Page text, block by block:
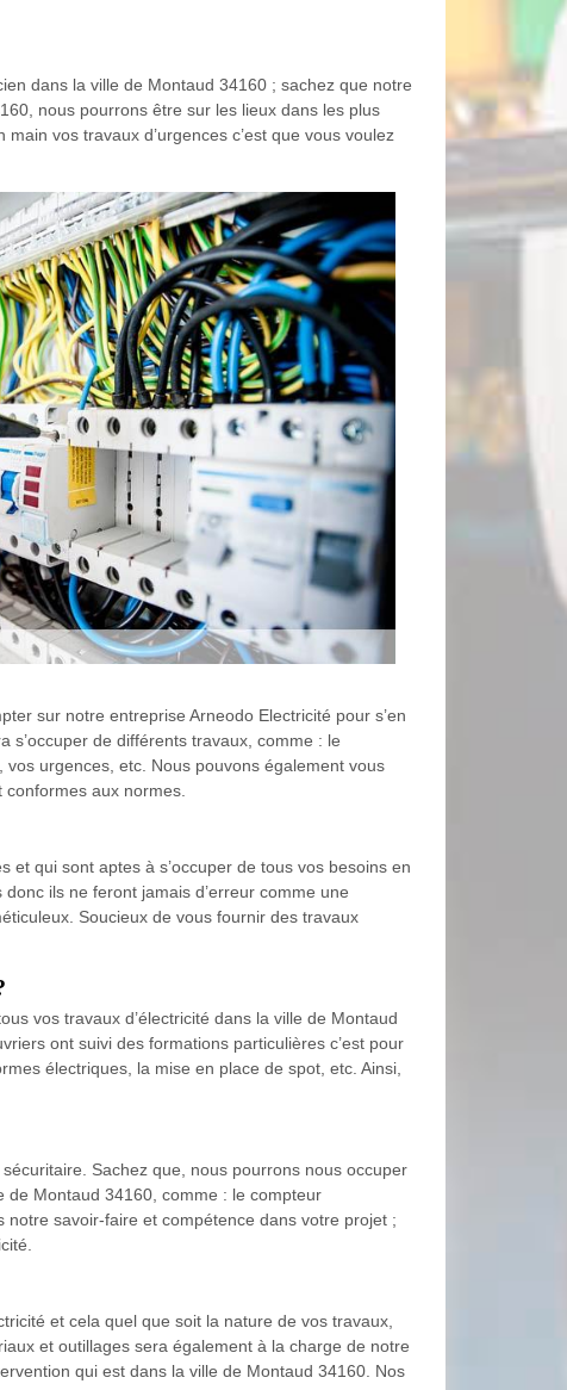
dans la ville de Montaud 34160 ; sachez que notre
nous pourrons être sur les lieux dans les plus
vos travaux d’urgences c’est que vous voulez
sur notre entreprise Arneodo Electricité pour s’en
s’occuper de différents travaux, comme : le
urgences, etc. Nous pouvons également vous
aux normes.
qui sont aptes à s’occuper de tous vos besoins en
ils ne feront jamais d’erreur comme une
Soucieux de vous fournir des travaux
vos travaux d’électricité dans la ville de Montaud
ont suivi des formations particulières c’est pour
électriques, la mise en place de spot, etc. Ainsi,
Sachez que, nous pourrons nous occuper
de Montaud 34160, comme : le compteur
savoir-faire et compétence dans votre projet ;
et cela quel que soit la nature de vos travaux,
et outillages sera également à la charge de notre
qui est dans la ville de Montaud 34160. Nos